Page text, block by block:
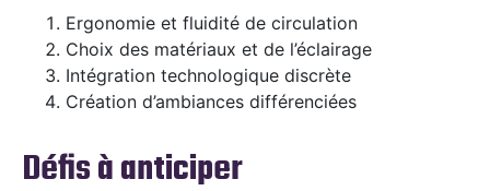
Ergonomie et fluidité de circulation
Choix des matériaux et de l’éclairage
Intégration technologique discrète
Création d’ambiances différenciées
Défis à anticiper